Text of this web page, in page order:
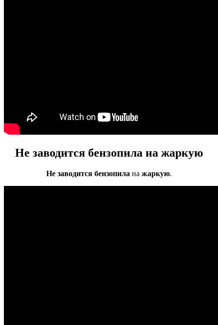
Не заводится бензопила на жаркую
Не заводится бензопила на жаркую.